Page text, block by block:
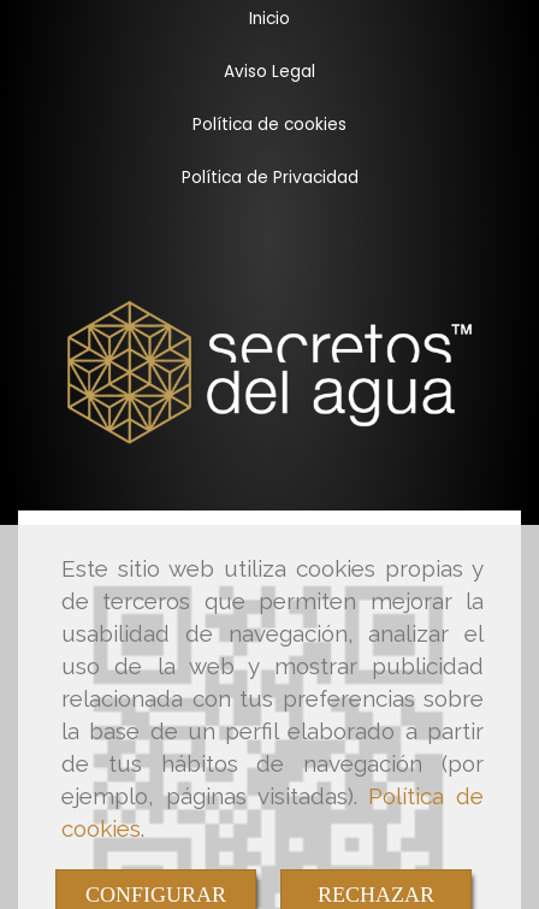
Este sitio web utiliza cookies propias y
de terceros que permiten mejorar la
usabilidad de navegación, analizar el
uso de la web y mostrar publicidad
relacionada con tus preferencias sobre
la base de un perfil elaborado a partir
de tus hábitos de navegación (por
ejemplo, páginas visitadas). Política de
cookies.
CONFIGURAR RECHAZAR
Inicio
Aviso Legal
Política de cookies
Política de Privacidad